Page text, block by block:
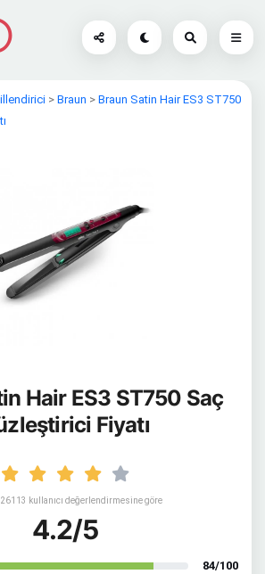
> Braun > Braun Satin Hair ES3 ST750
Hair ES3 ST750 Saç
Fiyatı
26113 kullanıcı değerlendirmesine göre
4.2/5
84/100